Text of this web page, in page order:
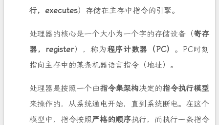
行，executes）存储在主存中指令的引擎。
处理器的核心是一个大小为一个字的存储设备（寄存
器，register），称为 程序计数器（PC） 。PC时刻
指向主存中的某条机器语言指令（地址）。
处理器是按照一个由指令集架构决定的指令执行模型
来操作的，从系统通电开始，直到系统断电。在这个
模型中，指令按照严格的顺序执行，而执行一条指令